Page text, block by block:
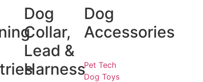
Dog
Collar,
Lead &
Harness
Dog
Accessories
Pet Tech
Dog Toys